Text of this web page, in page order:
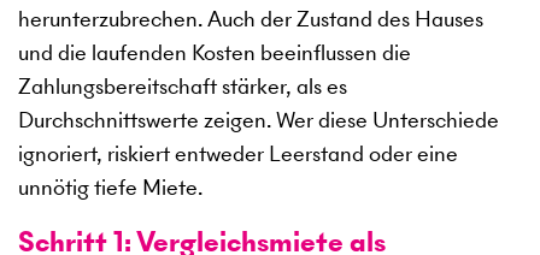
herunterzubrechen. Auch der Zustand des Hauses
und die laufenden Kosten beeinflussen die
Zahlungsbereitschaft stärker, als es
Durchschnittswerte zeigen. Wer diese Unterschiede
ignoriert, riskiert entweder Leerstand oder eine
unnötig tiefe Miete.
Schritt 1: Vergleichsmiete als